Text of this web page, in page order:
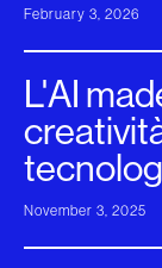
February 3, 2026
L'AI
November 3, 2025